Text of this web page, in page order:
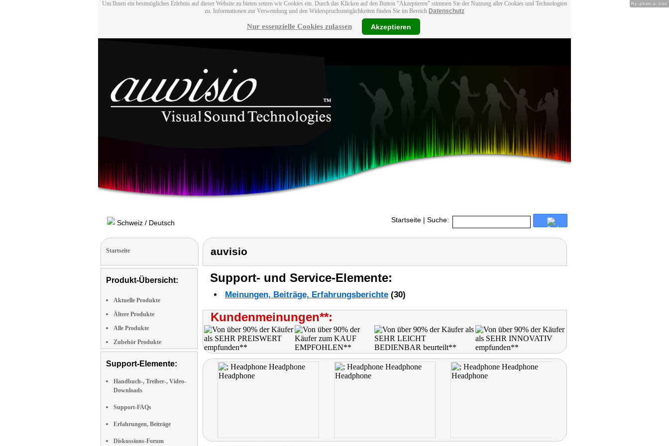
Um Ihnen ein bestmögliches Erlebnis auf dieser Website zu bieten setzen wir Cookies ein. Durch das Klicken auf den Button "Akzeptieren" stimmen Sie der Nutzung aller Cookies und Technologien
zu. Informationen zur Verwendung und den Widerspruchsmöglichkeiten finden Sie im Bereich Datenschutz
Nur essenzielle Cookies zulassen Akzeptieren
Schweiz / Deutsch Startseite | Suche:
Startseite
Produkt-Übersicht:
Aktuelle Produkte
Ältere Produkte
Alle Produkte
Zubehör Produkte
Support-Elemente:
Handbuch-, Treiber-, Video-
Downloads
Support-FAQs
Erfahrungen, Beiträge
Diskussions-Forum
auvisio
Support- und Service-Elemente:
Meinungen, Beiträge, Erfahrungsberichte (30)
Kundenmeinungen**:
Hy-phen-a-tion